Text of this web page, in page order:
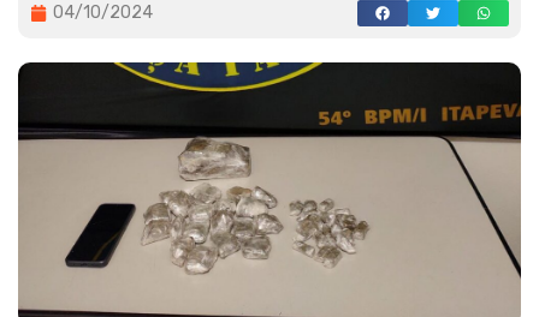
04/10/2024